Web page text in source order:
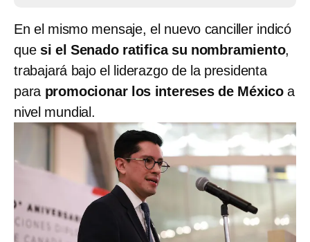
En el mismo mensaje, el nuevo canciller indicó
que si el Senado ratifica su nombramiento,
trabajará bajo el liderazgo de la presidenta
para promocionar los intereses de México a
nivel mundial.